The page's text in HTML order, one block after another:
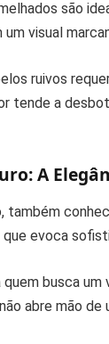
são
visual
ruivos
tende a
A
também
evoca
busca um
abre mão de